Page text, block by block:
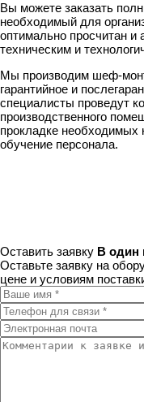
Вы можете заказать
необходимый для
оптимально просчитан и
техническим и
Мы производим шеф-
гарантийное и
специалисты проведут
производственного
прокладке необходимых
обучение персонала.
Оставить заявку В один
Оставьте заявку на
цене и условиям
Ваше имя*
Телефон для связи
Электронная почта
Комментарии к заявке